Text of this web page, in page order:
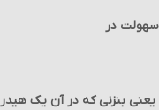
سهولت در
یعنی بنزنی که در آن یک